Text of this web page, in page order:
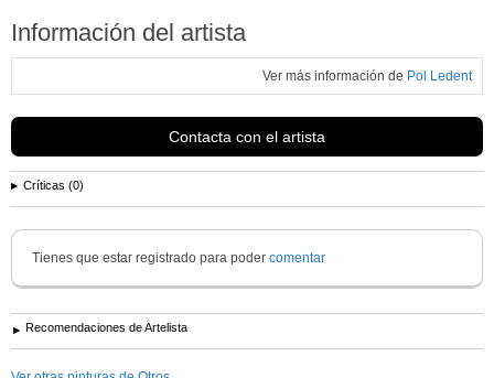
Información del artista
Ver más información de Pol Ledent
Contacta con el artista
Críticas (0)
Tienes que estar registrado para poder comentar
Recomendaciones de Artelista